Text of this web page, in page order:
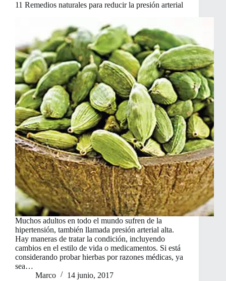
11 Remedios naturales para reducir la presión arterial
Muchos adultos en todo el mundo sufren de la
hipertensión, también llamada presión arterial alta.
Hay maneras de tratar la condición, incluyendo
cambios en el estilo de vida o medicamentos. Si está
considerando probar hierbas por razones médicas, ya
sea…
Marco
14 junio, 2017